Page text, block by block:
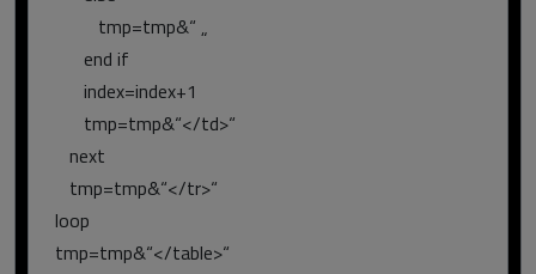
tmp=tmp&“ „
end if
index=index+1
tmp=tmp&“</td>“
next
tmp=tmp&“</tr>“
loop
tmp=tmp&“</table>“